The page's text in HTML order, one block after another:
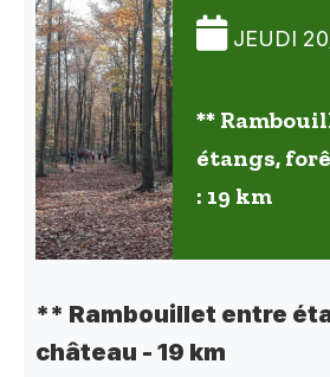
JEUDI
**
étangs,
: 19 km
** Rambouillet entre
château - 19 km